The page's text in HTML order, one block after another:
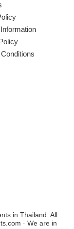
in Thailand. All
· We are in